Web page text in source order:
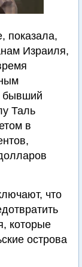
показала,
Израиля,
бывший
Таль
в
что
которые
острова